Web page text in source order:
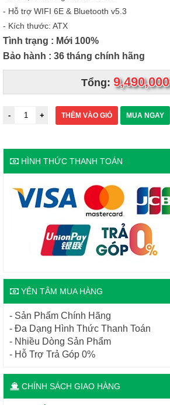
- Hỗ trợ WIFI 6E & Bluetooth v5.3
- Kích thước: ATX
Tình trạng : Mới 100%
Bảo hành : 36 tháng chính hãng
Tổng: 9,490,000
THÊM VÀO GIỎ MUA NGAY
HÌNH THỨC THANH TOÁN
YÊN TÂM MUA HÀNG
- Sản Phẩm Chính Hãng
- Đa Dạng Hình Thức Thanh Toán
- Nhiều Dòng Sản Phẩm
- Hỗ Trợ Trả Góp 0%
CHÍNH SÁCH GIAO HÀNG